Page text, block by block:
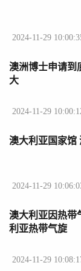
2024-11-29
澳洲博士申请到
大
2024-11-29
澳大利亚国家馆
2024-11-29
澳大利亚因热带
利亚热带气旋
2024-11-29